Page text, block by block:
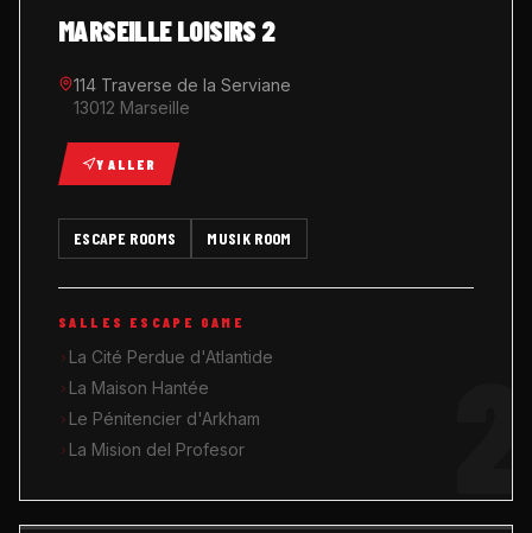
MARSEILLE LOISIRS 2
114 Traverse de la Serviane
13012 Marseille
Y ALLER
ESCAPE ROOMS MUSIK ROOM
SALLES ESCAPE GAME
La Cité Perdue d'Atlantide
La Maison Hantée
Le Pénitencier d'Arkham
La Mision del Profesor